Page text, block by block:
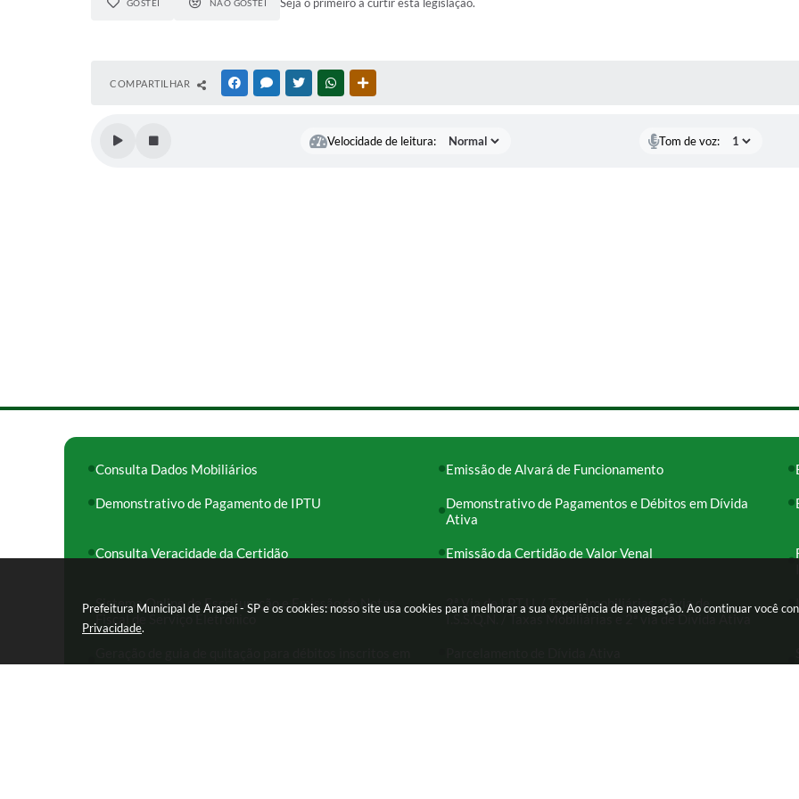
Prefeitura Municipal de Arapeí - SP e os cookies: nosso site usa cookies para melhorar a sua experiência de navegação. Ao continuar você
Privacidade.
GOSTEI NÃO GOSTEI Seja o primeiro a curtir esta legislação.
COMPARTILHAR FACEBOOKMESSENGER
TWITTERWHATSAPP
Velocidade de leitura: Tom de voz:
Consulta Dados Mobiliários Emissão de Alvará de Funcionamento
Demonstrativo de Pagamento de IPTU
Demonstrativo de Pagamentos e Débitos em Dívida
Ativa
Consulta Veracidade da Certidão Emissão da Certidão de Valor Venal
Sistema Online de Escrituração e Emissão de Notas
Fiscal de Serviço Eletrônico
2ª Via de I.P.T.U. / Taxas Imobiliárias, 2ª via de
I.S.S.Q.N. / Taxas Mobiliárias e 2ª via de Dívida Ativa
Dívida Ativa